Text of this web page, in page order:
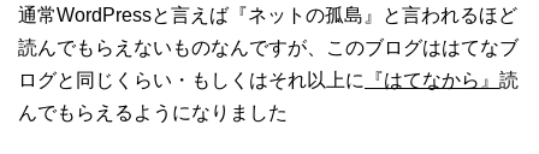
通常WordPressと言えば『ネットの孤島』と言われるほど
読んでもらえないものなんですが、このブログははてなブ
ログと同じくらい・もしくはそれ以上に
『はてなから』 読
んでもらえるようになりました